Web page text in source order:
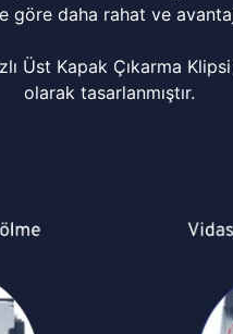
göre daha rahat ve
Üst Kapak Çıkarma
olarak tasarlanmıştır.